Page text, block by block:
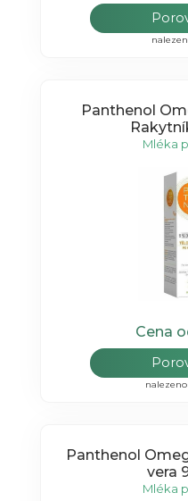
Panthenol
Mléka
Cena
Panthenol
vera
Mléka